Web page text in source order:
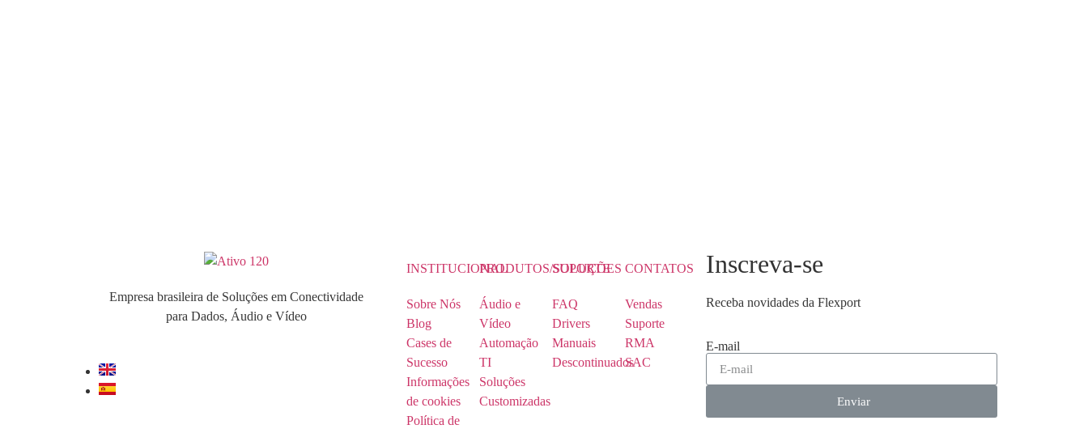
Empresa brasileira de Soluções em Conectividade
para Dados, Áudio e Vídeo
INSTITUCIONAL
Sobre Nós
Blog
Cases de
Sucesso
Informações
de cookies
Política de
PRODUTOS/SOLUÇÕES
Áudio e
Vídeo
Automação
TI
Soluções
Customizadas
SUPORTE
FAQ
Drivers
Manuais
Descontinuados
CONTATOS
Vendas
Suporte
RMA
SAC
Inscreva-se
Receba novidades da Flexport
E-mail
Enviar